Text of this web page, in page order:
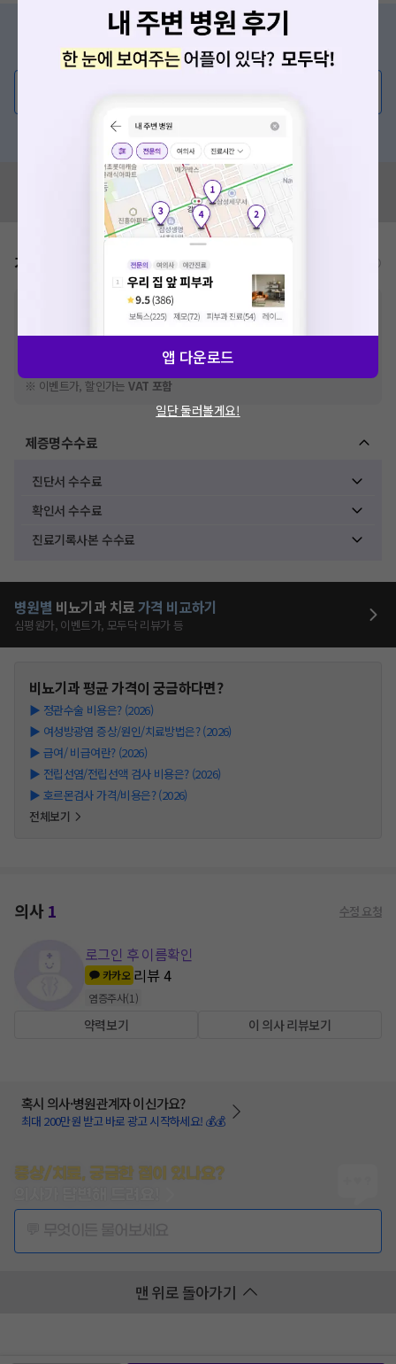
증상/치료, 궁금한 점이 있나요?
의사가 직접 답해드려요!
혹은, 의료상담 서비스에 다양한 게시글 보러가기
혹시 잘못된 병원정보가 있나요?
모두닥 팀에 알려주세요!
가격표
비급여 항목의 경우,추가비용 등으로 실제 가격과 상이할 수 있으니, 정확
한 가격은 해당 의료기관에 직접 문의해주세요.
※급여 항목의 경우,건강보험심사평가원에 고지되어 있는 급여 진료 기준 가
격입니다. (진료와 연관된 복합적인 비용이 추가되어, 병원마다 금액이 다르게
산정될 수 있는 점 참고 바랍니다.)
※ 이벤트가, 할인가는VAT 포함
제증명수수료
진단서 수수료
확인서 수수료
진료기록사본 수수료
병원별 비뇨기과 치료가격 비교하기
심평원가, 이벤트가, 모두닥 리뷰가 등
비뇨기과평균 가격이 궁금하다면?
▶ 정관수술 비용은? (2026)
▶ 여성방광염 증상/원인/치료방법은? (2026)
▶ 급여/ 비급여란? (2026)
▶ 전립선염/전립선액 검사 비용은? (2026)
▶ 호르몬검사 가격/비용은? (2026)
전체보기
의사1 수정 요청
로그인 후 이름확인
카카오 리뷰4
염증주사(1 )
약력보기 이 의사 리뷰보기
혹시 의사·병원관계자 이신가요?
최대 200만원 받고 바로 광고 시작하세요! 💰💰
증상/치료, 궁금한 점이 있나요?
맨 위로 돌아가기
앱 다운로드
일단 둘러볼게요!